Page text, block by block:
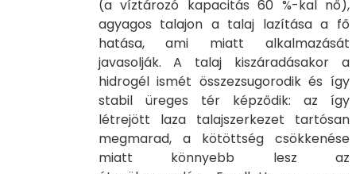
(a víztározó kapacitás 60 %-kal nő),
agyagos talajon a talaj lazítása a fő
hatása, ami miatt alkalmazását
javasolják. A talaj kiszáradásakor a
hidrogél ismét összezsugorodik és így
stabil üreges tér képződik: az így
létrejött laza talajszerkezet tartósan
megmarad, a kötöttség csökkenése
miatt könnyebb lesz az